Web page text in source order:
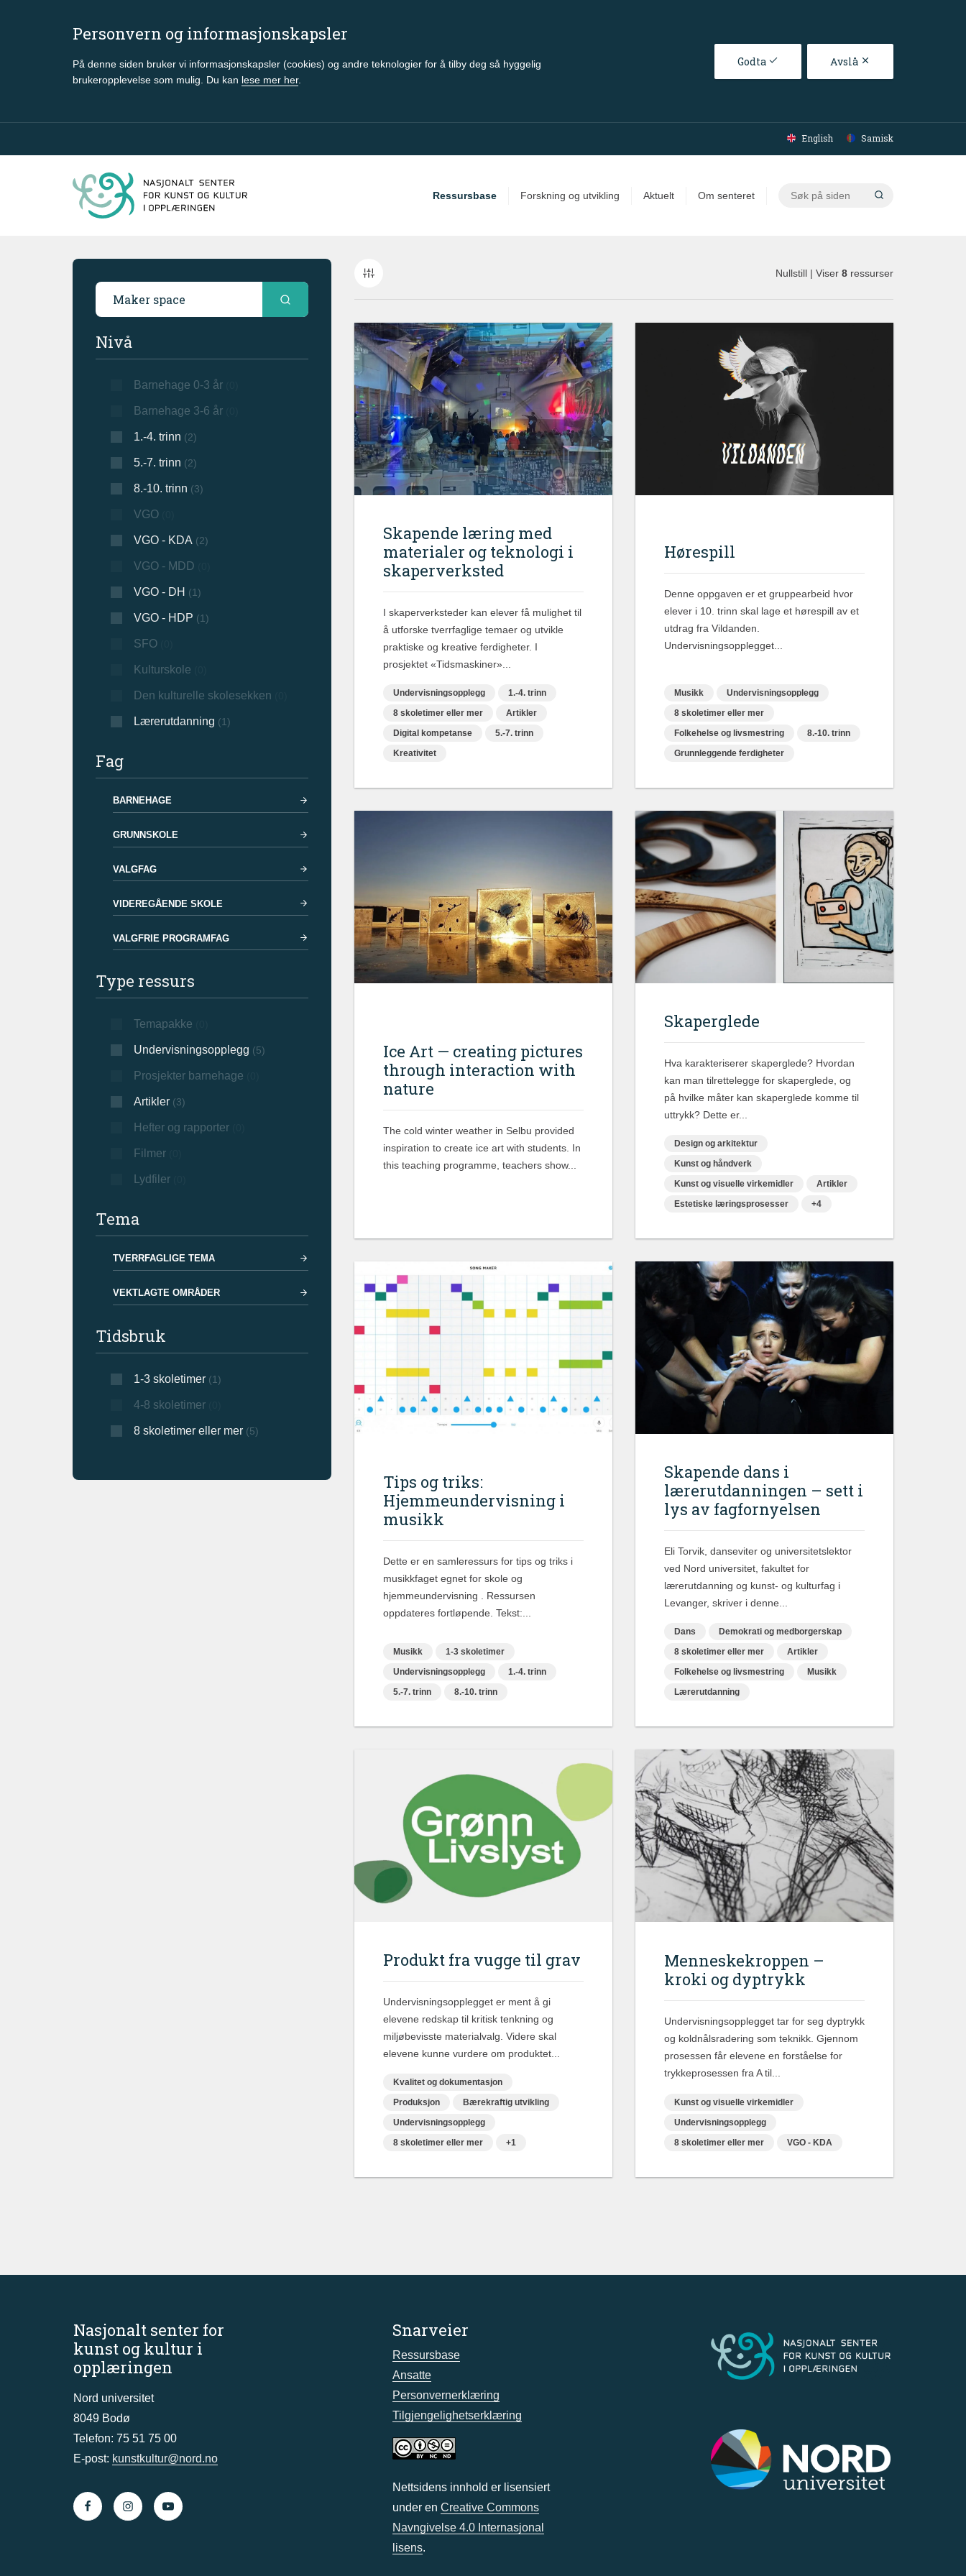
Personvern og informasjonskapsler
På denne siden bruker vi informasjonskapsler (cookies) og andre teknologier for å tilby deg så hyggelig
brukeropplevelse som mulig. Du kan lese mer her.
Godta Avslå
Gå til hovedinnhold
English Samisk
Ressursbase Forskning og utvikling Aktuelt Om senteret
Søk
Søkeresultater
Søk i ressursbasen
Nivå
Barnehage 0-3 år(0)
Barnehage 3-6 år(0)
1.-4. trinn (2)
5.-7. trinn (2)
8.-10. trinn (3)
VGO(0)
VGO - KDA (2)
VGO - MDD
VGO - DH (1)
VGO - HDP (1)
SFO(0)
Kulturskole
Den kulturelle skolesekken
Lærerutdanning (1)
Fag
BARNEHAGE
GRUNNSKOLE
VALGFAG
VIDEREGÅENDE SKOLE
VALGFRIE PROGRAMFAG
Type ressurs
Temapakke
Undervisningsopplegg (5)
Prosjekter barnehage
Artikler(3)
Hefter og rapporter(0)
Filmer(0)
Lydfiler(0)
Tema
TVERRFAGLIGE TEMA
VEKTLAGTE OMRÅDER
Tidsbruk
1-3 skoletimer(1)
4-8 skoletimer(0)
8 skoletimer eller mer(5)
Nullstill | Viser8 ressurser
Skapende læring med
materialer og teknologi i
skaperverksted
I skaperverksteder kan elever få mulighet til
å utforske tverrfaglige temaer og utvikle
praktiske og kreative ferdigheter. I
prosjektet «Tidsmaskiner»...
Undervisningsopplegg
1.-4. trinn
8 skoletimer eller mer
Artikler
Digital kompetanse
5.-7. trinn
Kreativitet
Hørespill
Denne oppgaven er et gruppearbeid hvor
elever i 10. trinn skal lage et hørespill av et
utdrag fra Vildanden.
Undervisningsopplegget...
Musikk
Undervisningsopplegg
8 skoletimer eller mer
Folkehelse og livsmestring
8.-10. trinn
Grunnleggende ferdigheter
Ice Art — creating pictures
through interaction with
nature
The cold winter weather in Selbu provided
inspiration to create ice art with students. In
this teaching programme, teachers show...
Skaperglede
Hva karakteriserer skaperglede? Hvordan
kan man tilrettelegge for skaperglede, og
på hvilke måter kan skaperglede komme til
uttrykk? Dette er...
Design og arkitektur
Kunst og håndverk
Kunst og visuelle virkemidler
Artikler
Estetiske læringsprosesser
+4
Tips og triks:
Hjemmeundervisning i
musikk
Dette er en samleressurs for tips og triks i
musikkfaget egnet for skole og
hjemmeundervisning . Ressursen
oppdateres fortløpende. Tekst:...
Musikk
1-3 skoletimer
Undervisningsopplegg
1.-4. trinn
5.-7. trinn
8.-10. trinn
Skapende dans i
lærerutdanningen – sett i
lys av fagfornyelsen
Eli Torvik, danseviter og universitetslektor
ved Nord universitet, fakultet for
lærerutdanning og kunst- og kulturfag i
Levanger, skriver i denne...
Dans
Demokrati og medborgerskap
8 skoletimer eller mer
Artikler
Folkehelse og livsmestring
Musikk
Lærerutdanning
Produkt fra vugge til grav
Undervisningsopplegget er ment å gi
elevene redskap til kritisk tenkning og
miljøbevisste materialvalg. Videre skal
elevene kunne vurdere om produktet...
Kvalitet og dokumentasjon
Produksjon
Bærekraftig utvikling
Undervisningsopplegg
8 skoletimer eller mer
+1
Menneskekroppen –
kroki og dyptrykk
Undervisningsopplegget tar for seg dyptrykk
og koldnålsradering som teknikk. Gjennom
prosessen får elevene en forståelse for
trykkeprosessen fra A til...
Kunst og visuelle virkemidler
Undervisningsopplegg
8 skoletimer eller mer
VGO - KDA
Nasjonalt senter for
kunst og kultur i
opplæringen
Nord universitet
8049 Bodø
Telefon: 75 51 75 00
E-post: kunstkultur@nord.no
Snarveier
Ressursbase
Ansatte
Personvernerklæring
Tilgjengelighetserklæring
Nettsidens innhold er lisensiert
under en Creative Commons
Navngivelse 4.0 Internasjonal
lisens.